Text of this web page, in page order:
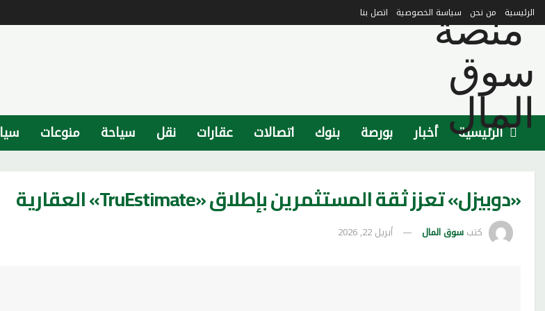
الرئيسية من نحن سياسة الخصوصية اتصل بنا
الرئيسية أخبار بورصة بنوك اتصالات عقارات نقل سياحة منوعات
«دوبيزل» تعزز ثقة المستثمرين بإطلاق «TruEstimate» العقارية
كتب سوق المال أبريل 22, 2026